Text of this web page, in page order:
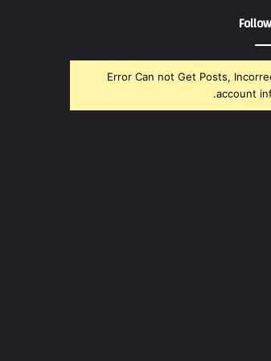
Error Can not Get Posts,
account